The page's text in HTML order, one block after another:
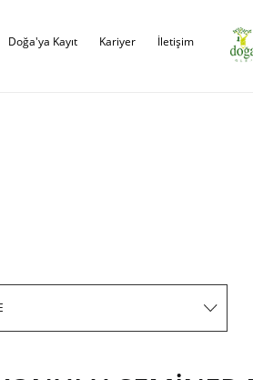
Doğa'ya Kayıt Kariyer İletişim